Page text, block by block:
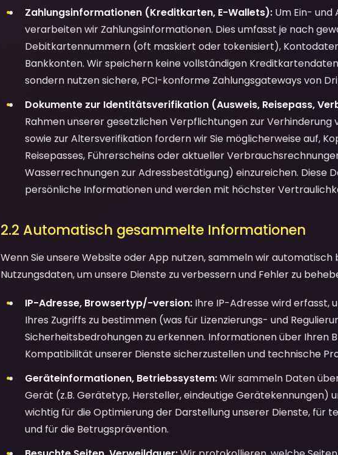
Zahlungsinformationen (Kreditkarten, E-Wallets): Um Ein- und
verarbeiten wir Zahlungsinformationen. Dies umfasst je nach
Debitkartennummern (oft maskiert oder tokenisiert),
Bankkonten. Wir speichern keine vollständigen
sondern nutzen sichere, PCI-konforme Zahlungsgateways von
Dokumente zur Identitätsverifikation (Ausweis, Reisepass,
Rahmen unserer gesetzlichen Verpflichtungen zur Verhinderung
sowie zur Altersverifikation fordern wir Sie möglicherweise auf,
Reisepasses, Führerscheins oder aktueller
Wasserrechnungen zur Adressbestätigung) einzureichen. Diese
persönliche Informationen und werden mit höchster
2.2 Automatisch gesammelte Informationen
Wenn Sie unsere Website oder App nutzen, sammeln wir
Nutzungsdaten, um unsere Dienste zu verbessern und Fehler zu
IP-Adresse, Browsertyp/-version: Ihre IP-Adresse wird erfasst,
Ihres Zugriffs zu bestimmen (was für Lizenzierungs- und
Sicherheitsbedrohungen zu erkennen. Informationen über Ihren
Kompatibilität unserer Dienste sicherzustellen und technische
Geräteinformationen, Betriebssystem:Wir sammeln Daten
Gerät (z.B. Gerätetyp, Hersteller, eindeutige Gerätekennungen)
wichtig für die Optimierung der Darstellung unserer Dienste, für
und für die Betrugsprävention.